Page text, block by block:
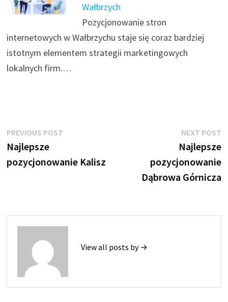
Wałbrzych
Pozycjonowanie stron
internetowych w Wałbrzychu staje się coraz bardziej
istotnym elementem strategii marketingowych
lokalnych firm.…
Nawigacja
wpisu
PREVIOUS POSTPrevious
Najlepsze
pozycjonowanie Kalisz
NEXT POST
Najlepsze
pozycjonowanie
Dąbrowa Górnicza
View all posts by →